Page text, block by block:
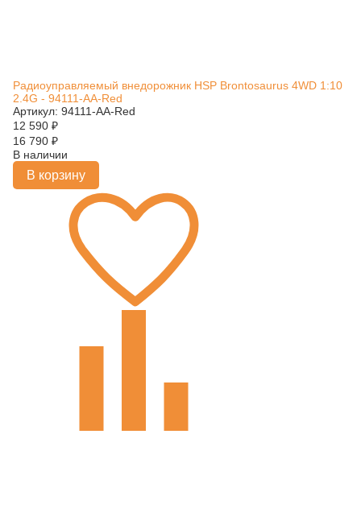
Радиоуправляемый внедорожник HSP Brontosaurus 4WD 1:10
2.4G - 94111-AA-Red
Артикул: 94111-AA-Red
12 590 ₽
16 790 ₽
В наличии
В корзину